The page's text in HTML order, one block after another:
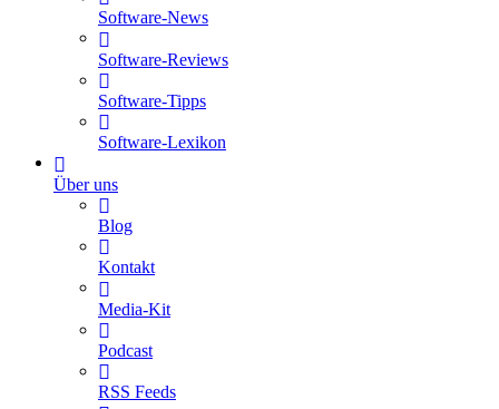
Software-News
Software-Reviews
Software-Tipps
Software-Lexikon
Über uns
Blog
Kontakt
Media-Kit
Podcast
RSS Feeds